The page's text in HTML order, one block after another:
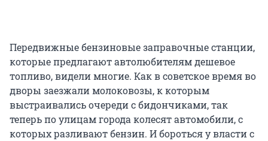
Передвижные бензиновые заправочные станции,
которые предлагают автолюбителям дешевое
топливо, видели многие. Как в советское время во
дворы заезжали молоковозы, к которым
выстраивались очереди с бидончиками, так
теперь по улицам города колесят автомобили, с
которых разливают бензин. И бороться у власти с